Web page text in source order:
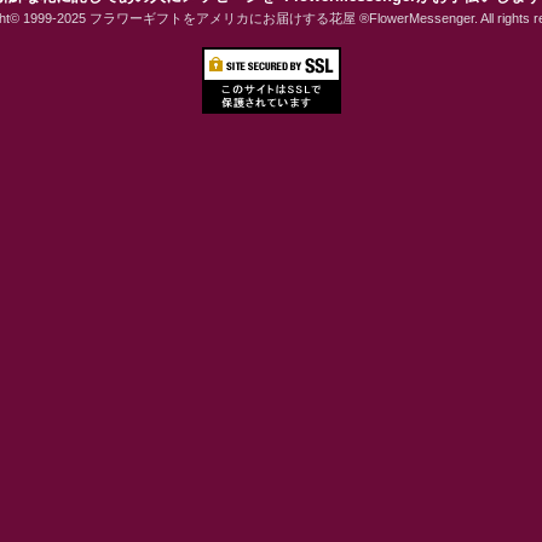
1999-2025 フラワーギフトをアメリカにお届けする花屋 ®FlowerMessenger. All rights